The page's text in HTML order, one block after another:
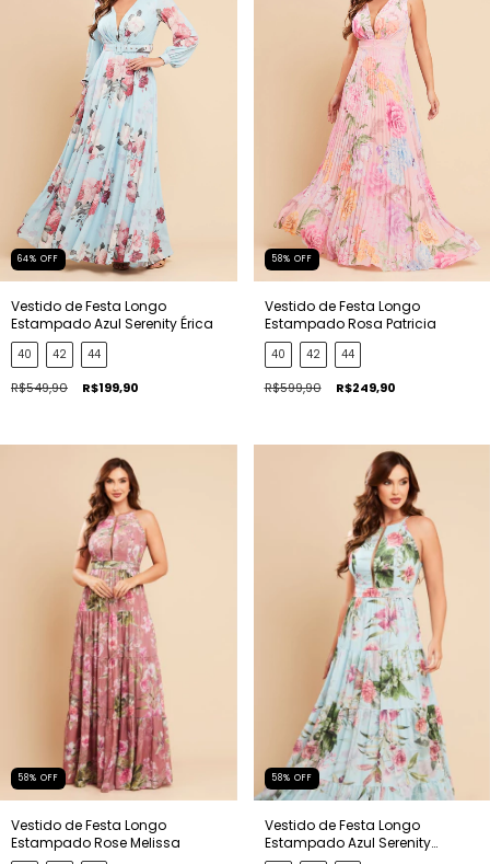
64% OFF
Vestido de Festa Longo
Estampado Azul Serenity Érica
40 42 44
R$549,90 R$199,90
58% OFF
Vestido de Festa Longo
Estampado Rosa Patricia
40 42 44
R$599,90 R$249,90
58% OFF
Vestido de Festa Longo
Estampado Rose Melissa
58% OFF
Vestido de Festa Longo
Estampado Azul Serenity
Melissa